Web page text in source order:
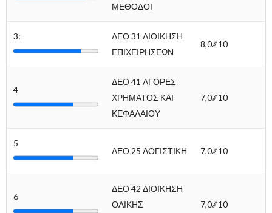
ΜΕΘΟΔΟΙ
3:
ΔΕΟ 31 ΔΙΟΙΚΗΣΗ
ΕΠΙΧΕΙΡΗΣΕΩΝ
8,0 ∕∕ 10
4
ΔΕΟ 41 ΑΓΟΡΕΣ
ΧΡΗΜΑΤΟΣ ΚΑΙ
ΚΕΦΑΛΑΙΟΥ
7,0 ∕∕ 10
5
ΔΕΟ 25 ΛΟΓΙΣΤΙΚΗ 7,0 ∕∕ 10
6
ΔΕΟ 42 ΔΙΟΙΚΗΣΗ
ΟΛΙΚΗΣ
7,0 ∕∕ 10